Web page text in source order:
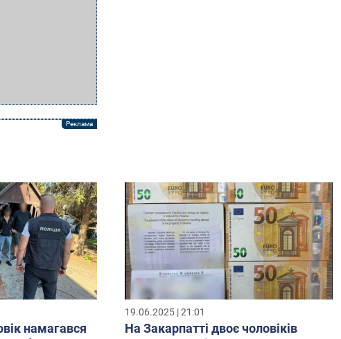
намагався
19.06.2025 | 21:01
На Закарпатті двоє чоловіків